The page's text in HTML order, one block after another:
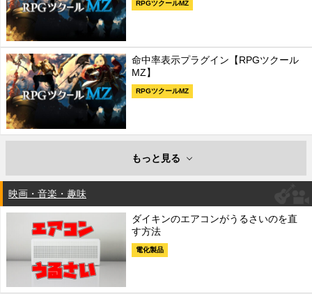
RPGツクールMZ
命中率表示プラグイン【RPGツクール
MZ】
RPGツクールMZ
もっと見る
映画・音楽・趣味
ダイキンのエアコンがうるさいのを直
す方法
電化製品